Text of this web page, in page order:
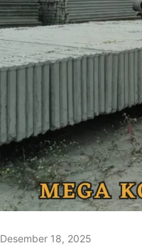
Desember 18, 2025